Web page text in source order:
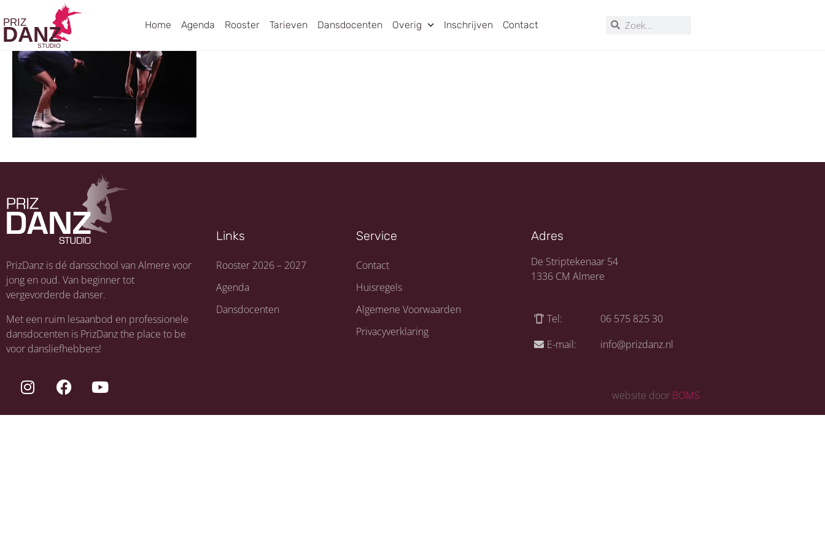
Home Agenda Rooster Tarieven Dansdocenten Overig Inschrijven Contact
PrizDanz is dé dansschool van Almere voor
jong en oud. Van beginner tot
vergevorderde danser.
Met een ruim lesaanbod en professionele
dansdocenten is PrizDanz the place to be
voor dansliefhebbers!
Links
Rooster 2026 – 2027
Agenda
Dansdocenten
Service
Contact
Huisregels
Algemene Voorwaarden
Privacyverklaring
Adres
De Striptekenaar 54
1336 CM Almere
Tel:
06 575 825 30
E-mail:
info@prizdanz.nl
website door BOMS